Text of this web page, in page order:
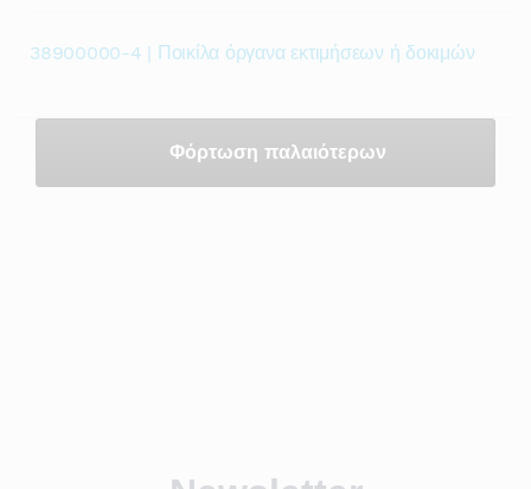
38900000-4 | Ποικίλα όργανα εκτιμήσεων ή δοκιμών
Φόρτωση παλαιότερων